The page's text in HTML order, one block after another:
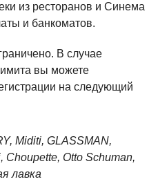
из ресторанов и Синема
и банкоматов.
В случае
вы можете
на следующий
Miditi, GLASSMAN,
Otto Schuman,
лавка